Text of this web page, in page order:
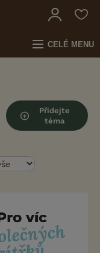
CELÉ MENU
Přidejte
téma